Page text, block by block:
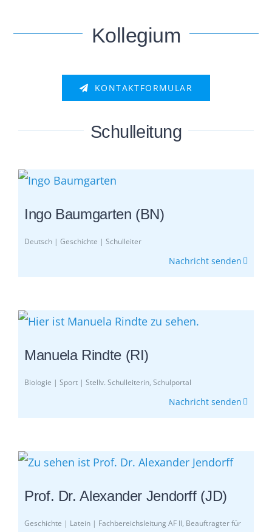
Kollegium
KONTAKTFORMULAR
Schulleitung
Ingo Baumgarten (BN)
Deutsch | Geschichte | Schulleiter
Nachricht senden
Manuela Rindte (RI)
Biologie | Sport | Stellv. Schulleiterin, Schulportal
Nachricht senden
Prof. Dr. Alexander Jendorff (JD)
Geschichte | Latein | Fachbereichsleitung AF II, Beauftragter für